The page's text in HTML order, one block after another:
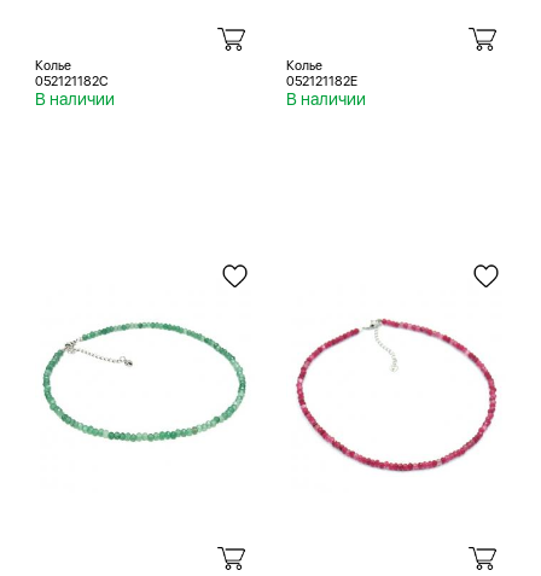
Колье
052121182C
В наличии
Колье
052121182E
В наличии